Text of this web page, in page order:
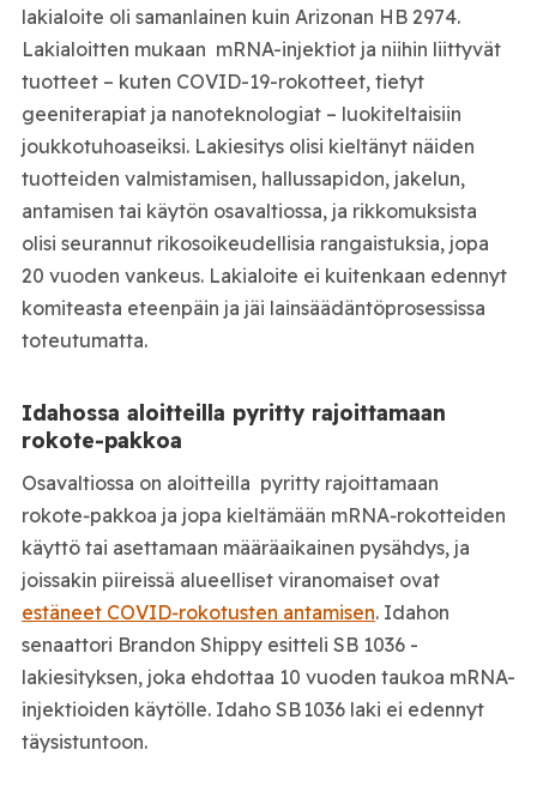
lakialoite oli samanlainen kuin Arizonan HB 2974.
Lakialoitten mukaan mRNA-injektiot ja niihin liittyvät
tuotteet – kuten COVID-19-rokotteet, tietyt
geeniterapiat ja nanoteknologiat – luokiteltaisiin
joukkotuhoaseiksi. Lakiesitys olisi kieltänyt näiden
tuotteiden valmistamisen, hallussapidon, jakelun,
antamisen tai käytön osavaltiossa, ja rikkomuksista
olisi seurannut rikosoikeudellisia rangaistuksia, jopa
20 vuoden vankeus. Lakialoite ei kuitenkaan edennyt
komiteasta eteenpäin ja jäi lainsäädäntöprosessissa
toteutumatta.
Idahossa aloitteilla pyritty rajoittamaan
rokote‑pakkoa
Osavaltiossa on aloitteilla pyritty rajoittamaan
rokote‑pakkoa ja jopa kieltämään mRNA‑rokotteiden
käyttö tai asettamaan määräaikainen pysähdys, ja
joissakin piireissä alueelliset viranomaiset ovat
estäneet COVID‑rokotusten antamisen. Idahon
senaattori Brandon Shippy esitteli SB 1036 -
lakiesityksen, joka ehdottaa 10 vuoden taukoa mRNA-
injektioiden käytölle. Idaho SB 1036 laki ei edennyt
täysistuntoon.